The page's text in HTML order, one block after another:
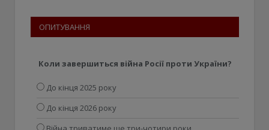
ОПИТУВАННЯ
Коли завершиться війна Росії проти України?
До кінця 2025 року
До кінця 2026 року